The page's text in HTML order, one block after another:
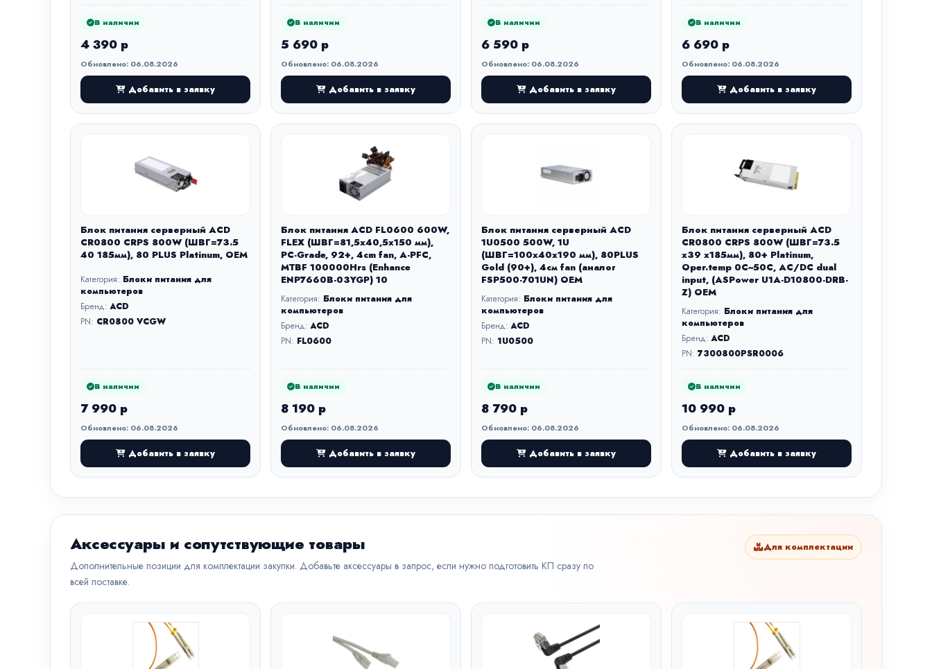
В наличии
4 390 р
Обновлено: 06.08.2026
Добавить в заявку
В наличии
5 690 р
Обновлено: 06.08.2026
Добавить в заявку
В наличии
6 590 р
Обновлено: 06.08.2026
Добавить в заявку
В наличии
6 690 р
Обновлено: 06.08.2026
Добавить в заявку
Блок питания серверный ACD
CR0800 CRPS 800W (ШВГ=73.5
40 185мм), 80 PLUS Platinum, OEM
Категория: Блоки питания для
компьютеров
Бренд:ACD
PN: CR0800 VCGW
В наличии
7 990 р
Обновлено: 06.08.2026
Добавить в заявку
Блок питания ACD FL0600 600W,
FLEX (ШВГ=81,5x40,5x150 мм),
PC-Grade, 92+, 4cm fan, A-PFC,
MTBF 100000Hrs (Enhance
ENP7660B-03YGP) 10
Категория: Блоки питания для
компьютеров
Бренд:ACD
PN: FL0600
В наличии
8 190 р
Обновлено: 06.08.2026
Добавить в заявку
Блок питания серверный ACD
1U0500 500W, 1U
(ШВГ=100x40x190 мм), 80PLUS
Gold (90+), 4см fan (аналог
FSP500-701UN) OEM
Категория: Блоки питания для
компьютеров
Бренд:ACD
PN: 1U0500
В наличии
8 790 р
Обновлено: 06.08.2026
Добавить в заявку
Блок питания серверный ACD
CR0800 CRPS 800W (ШВГ=73.5
х39 х185мм), 80+ Platinum,
Oper.temp 0C~50C, AC/DC dual
input, (ASPower U1A-D10800-DRB-
Z) OEM
Категория: Блоки питания для
компьютеров
Бренд:ACD
PN: 7300800PSR0006
В наличии
10 990 р
Обновлено: 06.08.2026
Добавить в заявку
Аксессуары и сопутствующие товары
Дополнительные позиции для комплектации закупки. Добавьте аксессуары в запрос, если нужно подготовить КП сразу по
всей поставке.
Для комплектации